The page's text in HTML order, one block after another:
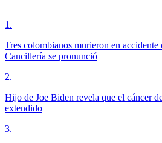
1 .
Tres colombianos murieron en
Cancillería se pronunció
2.
Hijo de Joe Biden revela que el cáncer
extendido
3.